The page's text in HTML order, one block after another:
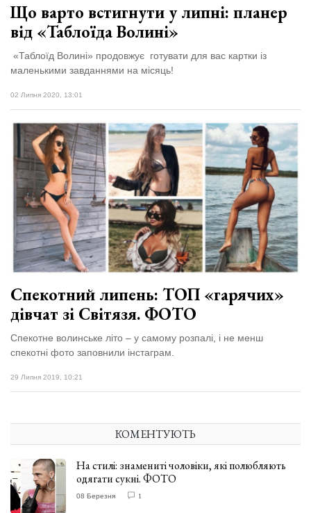
Що варто встигнути у липні: планер
від «Таблоїда Волині»
«Таблоїд Волині» продовжує готувати для вас картки із
маленькими завданнями на місяць!
02 Липня 2020, 13:01
Спекотний липень: ТОП «гарячих»
дівчат зі Світязя. ФОТО
Спекотне волинське літо – у самому розпалі, і не менш
спекотні фото заповнили інстаграм.
29 Липня 2019, 10:21
КОМЕНТУЮТЬ
На стилі: знамениті чоловіки, які полюбляють
одягати сукні. ФОТО
08 Березня 1